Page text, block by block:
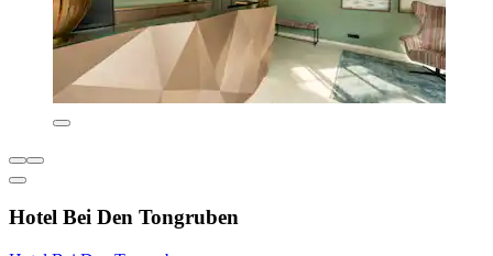
Hotel Bei Den Tongruben